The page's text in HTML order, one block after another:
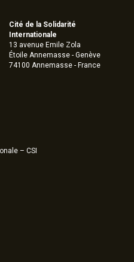
Cité de la Solidarité
Internationale
13 avenue Emile Zola
Étoile Annemasse - Genève
74100 Annemasse - France
– CSI